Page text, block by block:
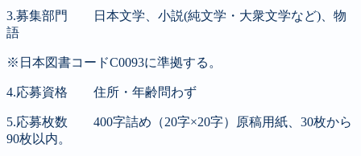
3.募集部門 日本文学、小説(純文学・大衆文学など)、物
語
※日本図書コードC0093に準拠する。
4.応募資格 住所・年齢問わず
5.応募枚数 400字詰め（20字×20字）原稿用紙、30枚から
90枚以内。